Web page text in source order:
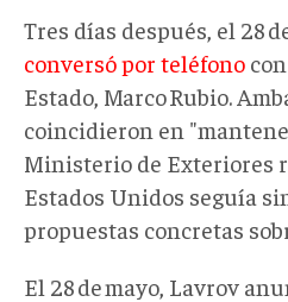
Tres días después, el 28
conversó por teléfono
Estado, Marco Rubio.
coincidieron en
Ministerio de Exteriores
Estados Unidos seguía
propuestas concretas
El 28 de mayo, Lavrov